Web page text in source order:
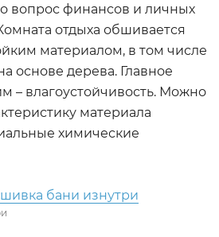
вопрос финансов и личных
отдыха обшивается
материалом, в том числе
основе дерева. Главное
– влагоустойчивость. Можно
материала
химические